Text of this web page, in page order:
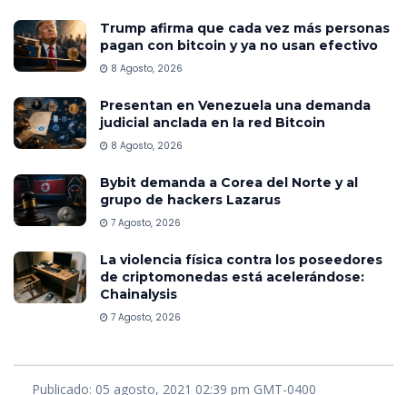
Trump afirma que cada vez más personas
pagan con bitcoin y ya no usan efectivo
8 Agosto, 2026
Presentan en Venezuela una demanda
judicial anclada en la red Bitcoin
8 Agosto, 2026
Bybit demanda a Corea del Norte y al
grupo de hackers Lazarus
7 Agosto, 2026
La violencia física contra los poseedores
de criptomonedas está acelerándose:
Chainalysis
7 Agosto, 2026
Publicado: 05 agosto, 2021 02:39 pm GMT-0400